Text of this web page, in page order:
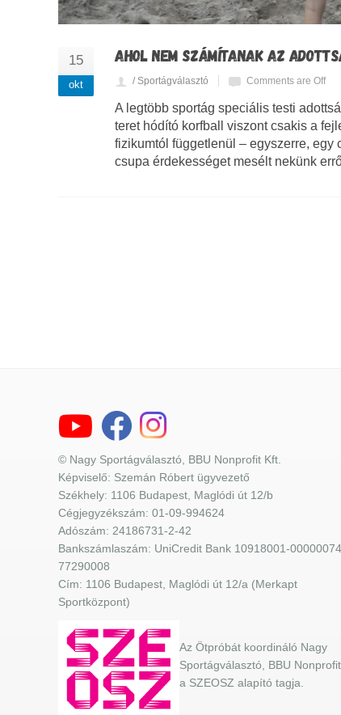
15
okt
AHOL NEM SZÁMÍTANAK AZ
/ Sportágválasztó Comments are Off
A legtöbb sportág speciális testi
teret hódító korfball viszont csakis a
fizikumtól függetlenül – egyszerre,
csupa érdekességet mesélt nekünk
© Nagy Sportágválasztó, BBU Nonprofit Kft.
Képviselő: Szemán Róbert ügyvezető
Székhely: 1106 Budapest, Maglódi út 12/b
Cégjegyzékszám: 01-09-994624
Adószám: 24186731-2-42
Bankszámlaszám: UniCredit Bank 10918001-
77290008
Cím: 1106 Budapest, Maglódi út 12/a (Merkapt
Sportközpont)
Az Ötpróbát koordináló Nagy
Sportágválasztó, BBU Nonprofit
a SZEOSZ alapító tagja.